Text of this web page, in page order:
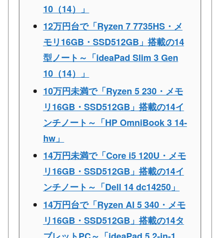
10（14）」
12万円台で「Ryzen 7 7735HS・メ
モリ16GB・SSD512GB」搭載の14
型ノート～「ideaPad Slim 3 Gen
10（14）」
10万円未満で「Ryzen 5 230・メモ
リ16GB・SSD512GB」搭載の14イ
ンチノート～「HP OmniBook 3 14-
hw」
14万円未満で「Core i5 120U・メモ
リ16GB・SSD512GB」搭載の14イ
ンチノート～「Dell 14 dc14250」
14万円台で「Ryzen AI 5 340・メモ
リ16GB・SSD512GB」搭載の14タ